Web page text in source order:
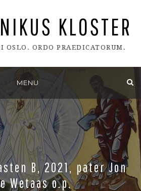
KLOSTER
ORDO PRAEDICATORUM.
MENU
B, 2021, pater Jon
Wetaas o.p.